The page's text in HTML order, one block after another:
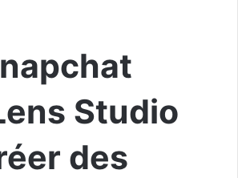
Studio
des